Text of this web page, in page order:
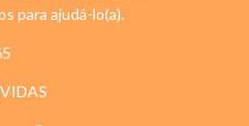
para ajudá-lo(a).